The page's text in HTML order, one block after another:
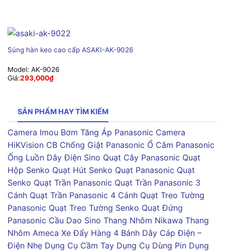
Súng hàn keo cao cấp ASAKI-AK-9026
Model: AK-9026
Giá:293,000₫
SẢN PHẨM HAY TÌM KIẾM
Camera Imou Bơm Tăng Áp Panasonic Camera
HiKVision CB Chống Giật Panasonic Ổ Cắm Panasonic
Ống Luồn Dây Điện Sino Quạt Cây Panasonic Quạt
Hộp Senko Quạt Hút Senko Quạt Panasonic Quạt
Senko Quạt Trần Panasonic Quạt Trần Panasonic 3
Cánh Quạt Trần Panasonic 4 Cánh Quạt Treo Tường
Panasonic Quạt Treo Tường Senko Quạt Đứng
Panasonic Cầu Dao Sino Thang Nhôm Nikawa Thang
Nhôm Ameca Xe Đẩy Hàng 4 Bánh Dây Cáp Điện –
Điện Nhẹ Dụng Cụ Cầm Tay Dụng Cụ Dùng Pin Dụng